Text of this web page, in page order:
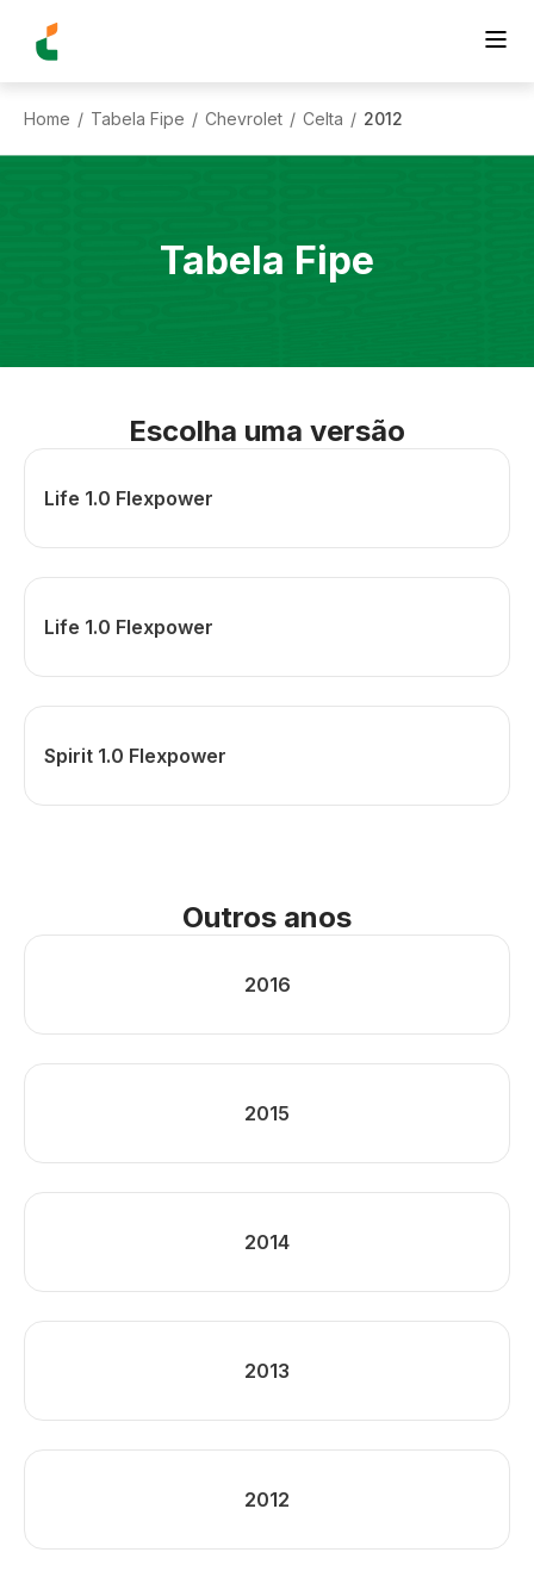
Home / Tabela Fipe / Chevrolet / Celta / 2012
Tabela Fipe
Escolha uma versão
Life 1.0 Flexpower
Life 1.0 Flexpower
Spirit 1.0 Flexpower
Outros anos
2016
2015
2014
2013
2012